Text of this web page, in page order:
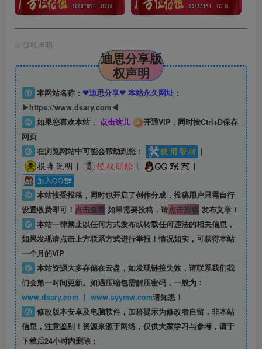
© 版权声明
迪思分享版
权声明
① 本网站名称： ❤迪思分享❤ 本站永久网址：
▶https://www.dsary.com◀
② 如果您喜欢本站， 点击这儿
开通VIP，同时按Ctrl+D保存
网页
③ 在浏览网站中可能会帮助到您：
|
|
| |
④ 本站接受投稿，同时也开启了创作分成，投稿用户只需自行
设置收费即可！ 点击查看如果需要投稿，请点击投稿发布文章！
⑤ 本站一律禁止以任何方式发布或转载任何违法的相关信息，
如果发现请点击上方联系方式进行举报！情况如实，可获得本站
一个月的VIP
⑥ 本站资源大多存储在云盘，如发现链接失效，请联系我们我
们会第一时间更新。如遇压缩包需解压密码，一般为：
www.dsary.com 丨 www.syymw.com请知悉！
⑦ 修改版本安卓及电脑软件，加群提示为修改者自留， 非本站
信息，注意鉴别！资源来源于网络，仅供大家学习与参考，请于
下载后24小时内删除；